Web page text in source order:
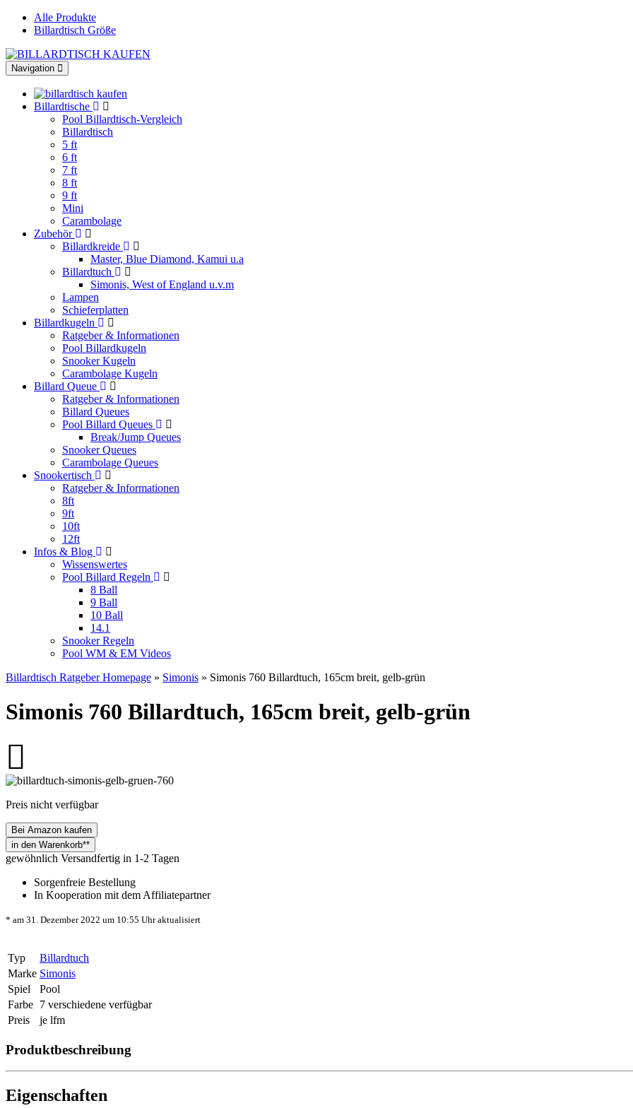
Alle Produkte
Billardtisch Größe
Toggle
navigation
Navigation
Billardtische
Pool Billardtisch-Vergleich
Billardtisch
5 ft
6 ft
7 ft
8 ft
9 ft
Mini
Carambolage
Zubehör
Billardkreide
Master, Blue Diamond, Kamui u.a
Billardtuch
Simonis, West of England u.v.m
Lampen
Schieferplatten
Billardkugeln
Ratgeber & Informationen
Pool Billardkugeln
Snooker Kugeln
Carambolage Kugeln
Billard Queue
Ratgeber & Informationen
Billard Queues
Pool Billard Queues
Break/Jump Queues
Snooker Queues
Carambolage Queues
Snookertisch
Ratgeber & Informationen
8ft
9ft
10ft
12ft
Infos & Blog
Wissenswertes
Pool Billard Regeln
8 Ball
9 Ball
10 Ball
14.1
Snooker Regeln
Pool WM & EM Videos
Billardtisch Ratgeber Homepage » Simonis » Simonis 760 Billardtuch, 165cm breit, gelb-grün
Simonis 760 Billardtuch, 165cm breit, gelb-grün
Preis nicht verfügbar
Bei Amazon kaufen
gewöhnlich Versandfertig in 1-2 Tagen
Sorgenfreie Bestellung
In Kooperation mit dem Affiliatepartner
* am 31. Dezember 2022 um 10:55 Uhr aktualisiert
Typ
Billardtuch
Marke Simonis
Spiel
Pool
Farbe 7 verschiedene verfügbar
Preis
je lfm
Produktbeschreibung
Eigenschaften